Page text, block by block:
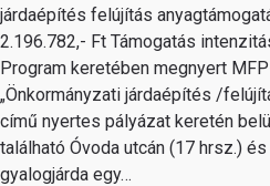
járdaépítés felújítás
2.196.782,- Ft Támogatás
Program keretében megnyert
„Önkormányzati járdaépítés /
című nyertes pályázat keretén
található Óvoda utcán (17 hrsz.)
gyalogjárda egy…